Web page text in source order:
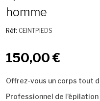
homme
Réf: CEINTPIEDS
150,00 €
Offrez-vous un corps tout
Professionnel de l'épilation